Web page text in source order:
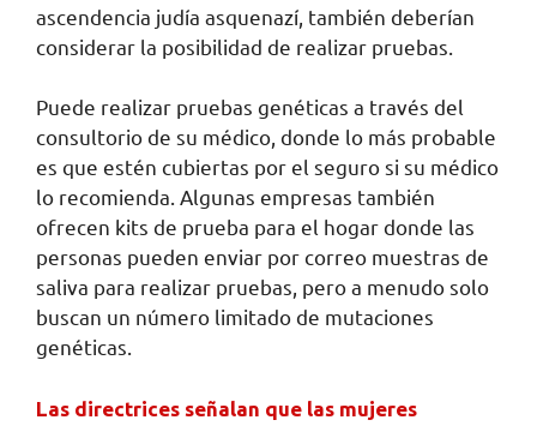
ascendencia judía asquenazí, también deberían
considerar la posibilidad de realizar pruebas.
Puede realizar pruebas genéticas a través del
consultorio de su médico, donde lo más probable
es que estén cubiertas por el seguro si su médico
lo recomienda. Algunas empresas también
ofrecen kits de prueba para el hogar donde las
personas pueden enviar por correo muestras de
saliva para realizar pruebas, pero a menudo solo
buscan un número limitado de mutaciones
genéticas.
Las directrices señalan que las mujeres